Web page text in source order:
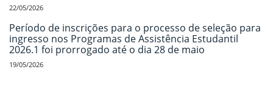
22/05/2026
Período de inscrições para o processo de seleção para
ingresso nos Programas de Assistência Estudantil
2026.1 foi prorrogado até o dia 28 de maio
19/05/2026